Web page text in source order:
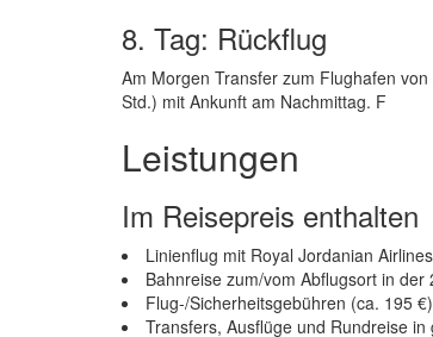
8. Tag: Rückflug
Am Morgen Transfer zum Flughafen
Std.) mit Ankunft am Nachmittag. F
Leistungen
Im Reisepreis enthalten
Linienflug mit Royal Jordanian
Bahnreise zum/vom Abflugsort in
Flug-/Sicherheitsgebühren (ca. 195 €)
Transfers, Ausflüge und Rundreise